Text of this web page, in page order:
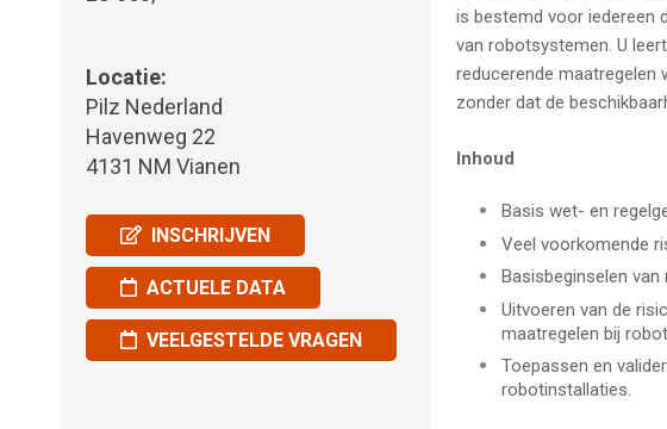
Locatie:
Pilz Nederland
Havenweg 22
4131 NM Vianen
INSCHRIJVEN
ACTUELE DATA
VEELGESTELDE VRAGEN
is bestemd voor iedereen
van robotsystemen. U
reducerende maatregelen
zonder dat de
Inhoud
Basis wet- en
Veel voorkomende
Basisbeginselen van
Uitvoeren van de
maatregelen bij
Toepassen en
robotinstallaties.